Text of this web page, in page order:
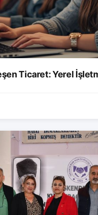
Ticaret: Yerel